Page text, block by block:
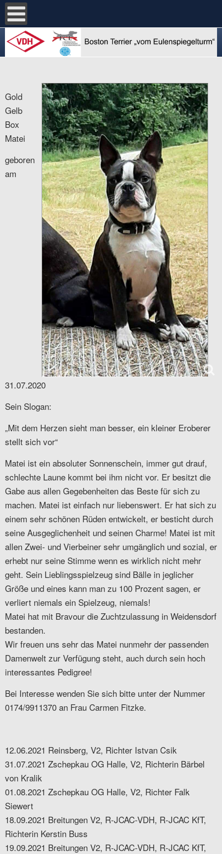
Gold
Gelb
Box
Matei
geboren
am
31.07.2020
Sein Slogan:
„Mit dem Herzen sieht man besser, ein kleiner Eroberer
stellt sich vor“
Matei ist ein absoluter Sonnenschein, immer gut drauf,
schlechte Laune kommt bei ihm nicht vor. Er besitzt die
Gabe aus allen Gegebenheiten das Beste für sich zu
machen. Matei ist einfach nur liebenswert. Er hat sich zu
einem sehr schönen Rüden entwickelt, er besticht durch
seine Ausgeglichenheit und seinen Charme! Matei ist mit
allen Zwei- und Vierbeiner sehr umgänglich und sozial, er
erhebt nur seine Stimme wenn es wirklich nicht mehr
geht. Sein Lieblingsspielzeug sind Bälle in jeglicher
Größe und eines kann man zu 100 Prozent sagen, er
verliert niemals ein Spielzeug, niemals!
Matei hat mit Bravour die Zuchtzulassung in Weidensdorf
bestanden.
Wir freuen uns sehr das Matei nunmehr der passenden
Damenwelt zur Verfügung steht, auch durch sein hoch
interessantes Pedigree!
Bei Interesse wenden Sie sich bitte unter der Nummer
0174/9911370 an Frau Carmen Fitzke.
12.06.2021 Reinsberg, V2, Richter Istvan Csik
31.07.2021 Zschepkau OG Halle, V2, Richterin Bärbel
von Kralik
01.08.2021 Zschepkau OG Halle, V2, Richter Falk
Siewert
18.09.2021 Breitungen V2, R-JCAC-VDH, R-JCAC KfT,
Richterin Kerstin Buss
19.09.2021 Breitungen V2, R-JCAC-VDH, R-JCAC KfT,